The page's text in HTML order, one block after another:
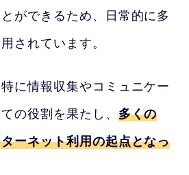
ができるため、日常的に多
されています。
に情報収集やコミュニケー
の役割を果たし、 多くの
ーネット利用の起点となっ